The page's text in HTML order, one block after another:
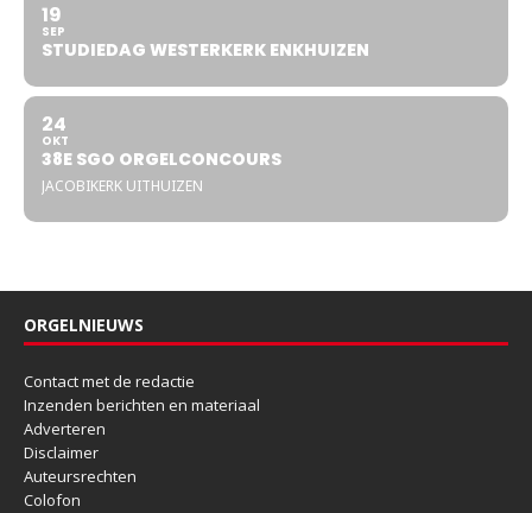
19
SEP
STUDIEDAG WESTERKERK ENKHUIZEN
24
OKT
38E SGO ORGELCONCOURS
JACOBIKERK UITHUIZEN
ORGELNIEUWS
Contact met de redactie
Inzenden berichten en materiaal
Adverteren
Disclaimer
Auteursrechten
Colofon